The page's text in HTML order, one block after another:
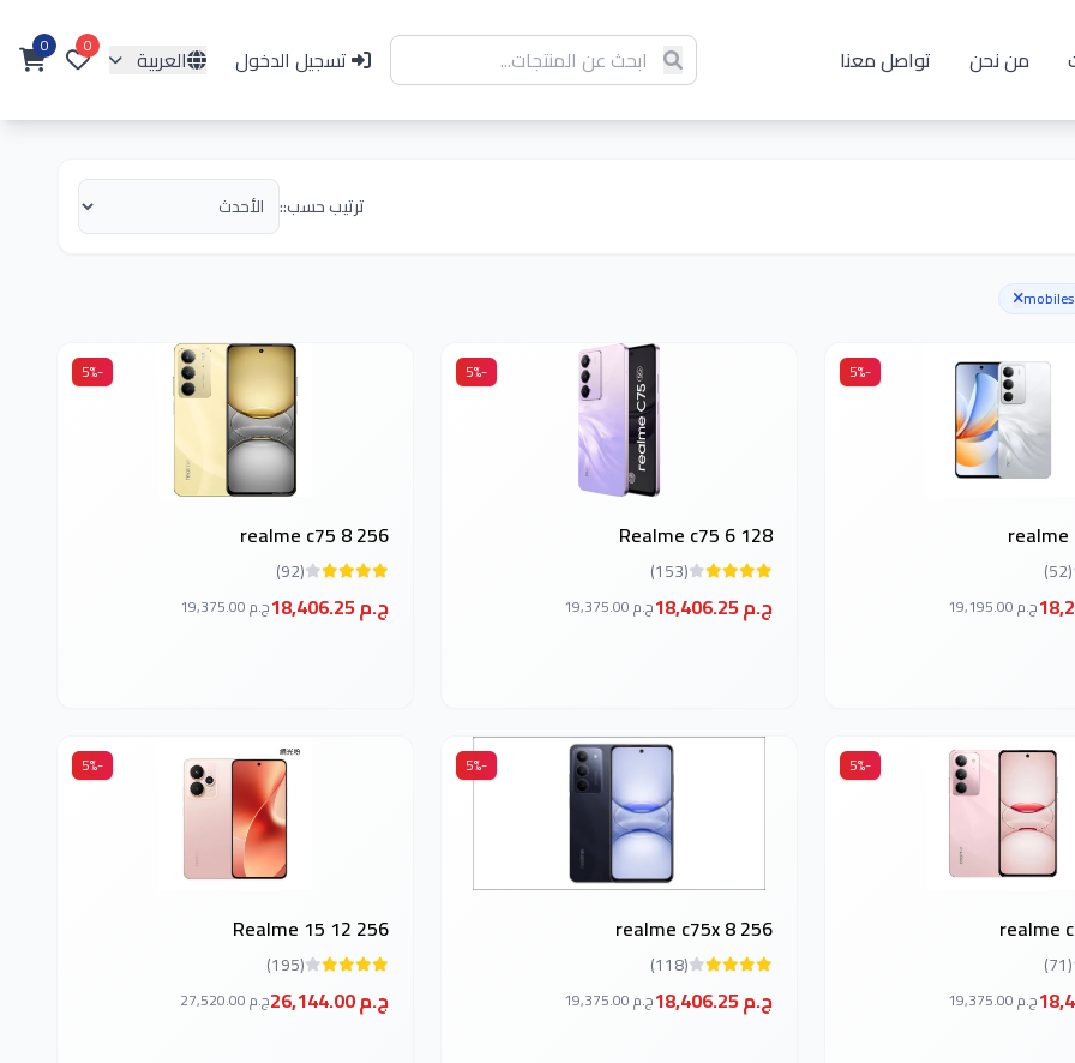
من نحن تواصل معنا تسجيل الدخول العربية 0
0
ترتيب حسب::
mobiles
-5%
realme
(52)
19,195.00 ج.م
-5%
Realme c75 6 128
(153)
18,406.25 ج.م 19,375.00 ج.م
-5%
realme c75 8 256
(92)
18,406.25 ج.م 19,375.00 ج.م
-5%
realme
(71)
19,375.00 ج.م
-5%
realme c75x 8 256
(118)
18,406.25 ج.م 19,375.00 ج.م
-5%
Realme 15 12 256
(195)
26,144.00 ج.م 27,520.00 ج.م